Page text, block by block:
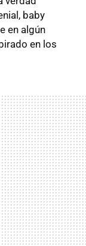
baby
en algún
en los